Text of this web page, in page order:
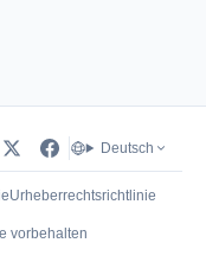
Deutsch
Urheberrechtsrichtlinie
in neuem Tab)
vorbehalten